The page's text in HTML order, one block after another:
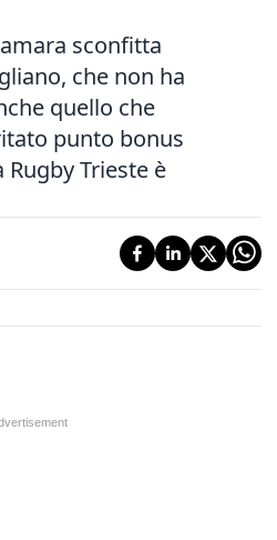
sconfitta
che non ha
quello che
punto bonus
Trieste è